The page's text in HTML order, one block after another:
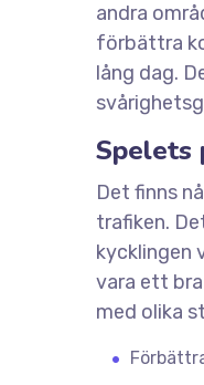
andra
förbättra
lång dag.
Spelets
Det finns
trafiken.
kycklingen
vara ett
med olika